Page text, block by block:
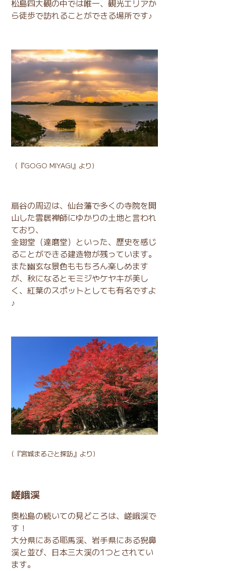
松島四大観の中では唯一、観光エリアか
ら徒歩で訪れることができる場所です♪
（ 『GOGO MIYAGI』 より)
扇谷の周辺は、仙台藩で多くの寺院を開
山した雲居禅師にゆかりの土地と言われ
ており、
金翅堂（達磨堂）といった、歴史を感じ
ることができる建造物が残っています。
また幽玄な景色ももちろん楽しめます
が、秋になるとモミジやケヤキが美し
く、紅葉のスポットとしても有名ですよ
♪
( 『宮城まるごと探訪』 より)
嵯峨渓
奥松島の続いての見どころは、嵯峨渓で
す！
大分県にある耶馬渓、岩手県にある猊鼻
渓と並び、日本三大渓の1つとされてい
ます。